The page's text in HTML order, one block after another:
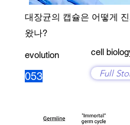
대장균의 캡슐은 어떻게
왔나?
evolution
053
cell
Full